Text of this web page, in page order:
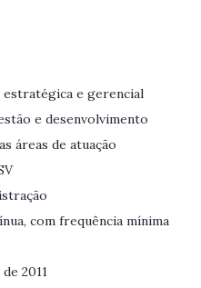
estratégica e gerencial
e desenvolvimento
áreas de atuação
com frequência mínima
2011